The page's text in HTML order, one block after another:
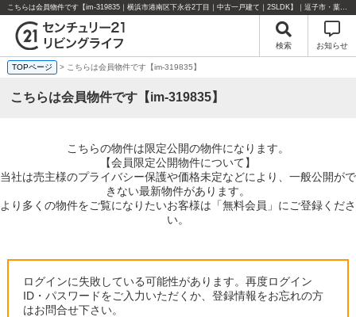
こちらは会員物件です【im-319835｜横浜市港南区下永谷2丁目｜中古一戸建て｜2SLDK】｜逗子市・葉山町・湘南エリアの不動産のことならセンチュリー21リビングライフにお任せください！
検索 お知らせ
TOPページ > こちらは会員物件です【im-319835】
こちらは会員物件です【im-319835】
こちらの物件は限定公開の物件になります。
【会員限定公開物件について】
当社は売主様のプライバシー保護や価格未定などにより、一般公開がで
きない最新物件があります。
より多くの物件をご覧になりたいお客様は「無料会員」にご登録くださ
い。
ログインに失敗している可能性があります。再度ログイン
ID・パスワードをご入力いただくか、登録情報をお忘れの方
はお問合せ下さい。